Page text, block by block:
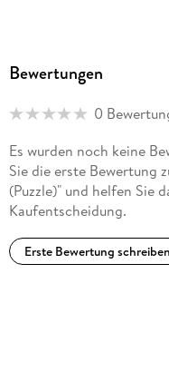
Bewertungen
0
Es wurden noch keine
Sie die erste Bewertung
(Puzzle)" und helfen Sie
Kaufentscheidung.
Erste Bewertung schreiben